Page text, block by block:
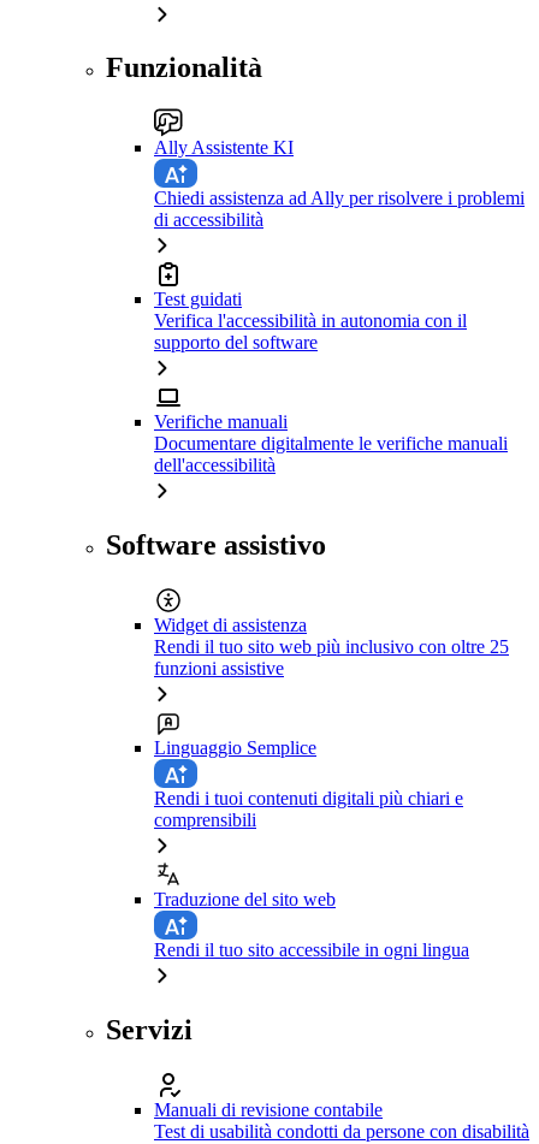
Funzionalità
Ally Assistente KI
Chiedi assistenza ad Ally per risolvere i problemi
di accessibilità
Test guidati
Verifica l'accessibilità in autonomia con il
supporto del software
Verifiche manuali
Documentare digitalmente le verifiche manuali
dell'accessibilità
Software assistivo
Widget di assistenza
Rendi il tuo sito web più inclusivo con oltre 25
funzioni assistive
Linguaggio Semplice
Rendi i tuoi contenuti digitali più chiari e
comprensibili
Traduzione del sito web
Rendi il tuo sito accessibile in ogni lingua
Servizi
Manuali di revisione contabile
Test di usabilità condotti da persone con disabilità